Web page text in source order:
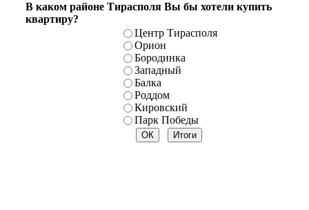
В каком районе Тирасполя Вы бы хотели купить
квартиру?
Центр Тирасполя
Орион
Бородинка
Западный
Балка
Роддом
Кировский
Парк Победы